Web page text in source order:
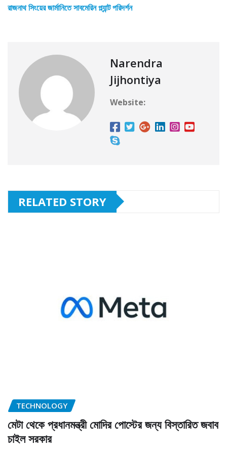
রাজনাথ সিংয়ের জার্মানিতে সাবমেরিন প্ল্যান্ট পরিদর্শন
Narendra
Jijhontiya
Website:
RELATED STORY
TECHNOLOGY
মেটা থেকে প্রধানমন্ত্রী মোদির পোস্টের জন্য বিস্তারিত জবাব
চাইল সরকার